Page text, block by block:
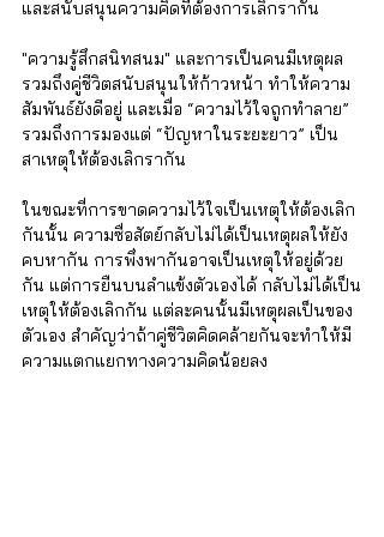
และสนับสนุนความคิดที่ต้องการเลิกรากัน
"ความรู้สึกสนิทสนม" และการเป็นคนมีเหตุผล
รวมถึงคู่ชีวิตสนับสนุนให้ก้าวหน้า ทำให้ความ
สัมพันธ์ยังดีอยู่ และเมื่อ “ความไว้ใจถูกทำลาย”
รวมถึงการมองแต่ “ปัญหาในระยะยาว” เป็น
สาเหตุให้ต้องเลิกรากัน
ในขณะที่การขาดความไว้ใจเป็นเหตุให้ต้องเลิก
กันนั้น ความซื่อสัตย์กลับไม่ได้เป็นเหตุผลให้ยัง
คบหากัน การพึ่งพากันอาจเป็นเหตุให้อยู่ด้วย
กัน แต่การยืนบนลำแข้งตัวเองได้ กลับไม่ได้เป็น
เหตุให้ต้องเลิกกัน แต่ละคนนั้นมีเหตุผลเป็นของ
ตัวเอง สำคัญว่าถ้าคู่ชีวิตคิดคล้ายกันจะทำให้มี
ความแตกแยกทางความคิดน้อยลง